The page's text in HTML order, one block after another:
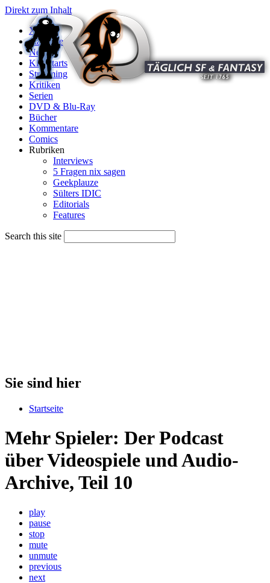
Direkt zum Inhalt
X
Startseite
News
Kinostarts
Streaming
Kritiken
Serien
DVD & Blu-Ray
Bücher
Kommentare
Comics
Rubriken
Interviews
5 Fragen nix sagen
Geekplauze
Sülters IDIC
Editorials
Features
Search this site
Sie sind hier
Startseite
Mehr Spieler: Der Podcast
über Videospiele und Audio-
Archive, Teil 10
play
pause
stop
mute
unmute
previous
next